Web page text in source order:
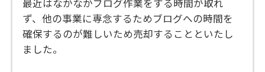
最近はなかなかブログ作業をする時間が取れ
ず、他の事業に専念するためブログへの時間を
確保するのが難しいため売却することといたし
ました。